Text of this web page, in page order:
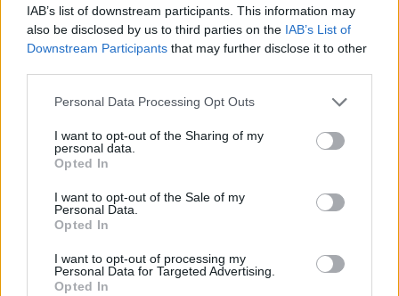
IAB’s list of downstream participants. This information may
also be disclosed by us to third parties on the IAB’s List of
Downstream Participants that may further disclose it to other
Please note that this website/app uses one or more Google
not limited to your visit or usage behaviour. You may click to
grant or deny consent to Google and its third-party tags to
use your data for below specified purposes in below Google
consent section.
Personal Data Processing Opt Outs
I want to opt-out of the Sharing of my
personal data.
Opted In
I want to opt-out of the Sale of my
Personal Data.
Opted In
I want to opt-out of processing my
Personal Data for Targeted Advertising.
Opted In
«Μαμά, μπορώ να πάω πιο πέρα;» Τα όρια που
κρατούν ένα παιδί ασφαλές στην παραλία